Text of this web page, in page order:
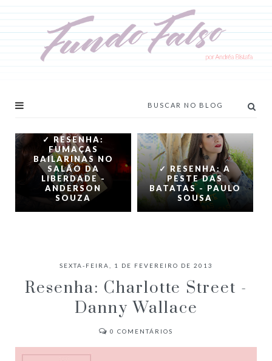
✓ RESENHA:
FUMAÇAS
BAILARINAS NO
SALÃO DA
LIBERDADE -
ANDERSON
SOUZA
✓ RESENHA: A
PESTE DAS
BATATAS - PAULO
SOUSA
SEXTA-FEIRA, 1 DE FEVEREIRO DE 2013
Resenha: Charlotte Street -
Danny Wallace
0 COMENTÁRIOS